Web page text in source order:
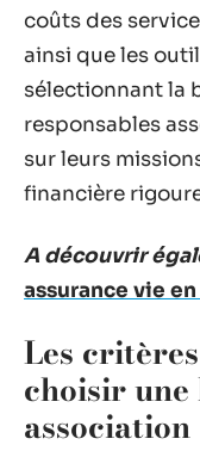
coûts des
ainsi que les
sélectionnant la
responsables
sur leurs
financière
A découvrir
assurance vie
Les
choisir
association